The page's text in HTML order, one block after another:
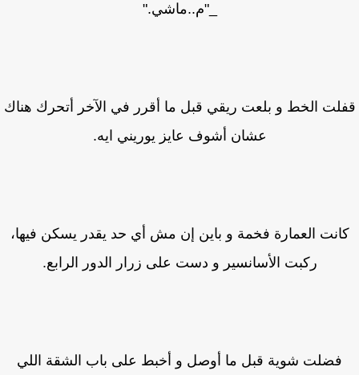
_"م..ماشي."
الخط و بلعت ريقي قبل ما أقرر في الآخر أتحرك هناك
عشان أشوف عايز يوريني ايه.
العمارة فخمة و باين إن مش أي حد يقدر يسكن فيها،
ركبت الأسانسير و دست على زرار الدور الرابع.
فضلت شوية قبل ما أوصل و أخبط على باب الشقة اللي